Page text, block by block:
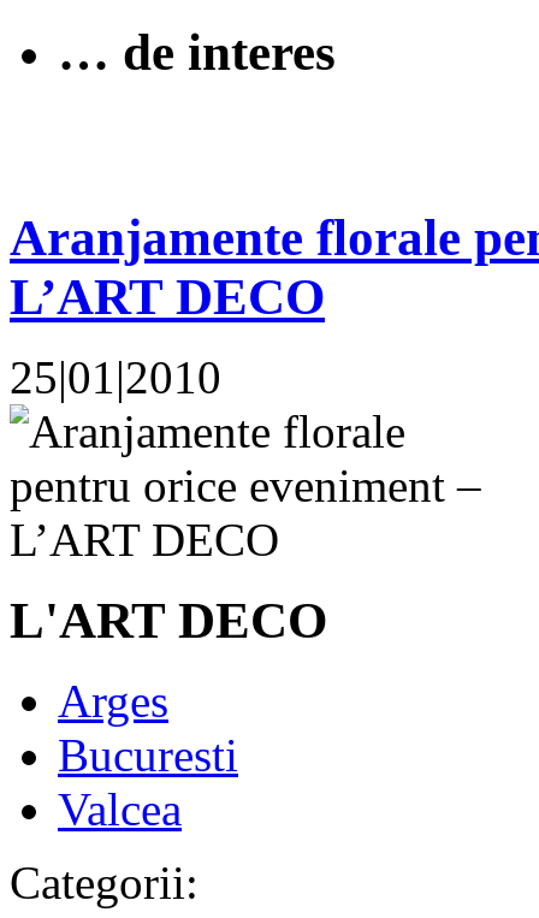
… de interes
Aranjamente florale
L’ART DECO
25|01|2010
L'ART DECO
Arges
Bucuresti
Valcea
Categorii: